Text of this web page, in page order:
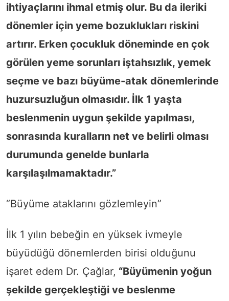
ihtiyaçlarını ihmal etmiş olur. Bu da ileriki
dönemler için yeme bozuklukları riskini
artırır. Erken çocukluk döneminde en çok
görülen yeme sorunları iştahsızlık, yemek
seçme ve bazı büyüme-atak dönemlerinde
huzursuzluğun olmasıdır. İlk 1 yaşta
beslenmenin uygun şekilde yapılması,
sonrasında kuralların net ve belirli olması
durumunda genelde bunlarla
karşılaşılmamaktadır.”
“Büyüme ataklarını gözlemleyin”
İlk 1 yılın bebeğin en yüksek ivmeyle
büyüdüğü dönemlerden birisi olduğunu
işaret edem Dr. Çağlar, “Büyümenin yoğun
şekilde gerçekleştiği ve beslenme